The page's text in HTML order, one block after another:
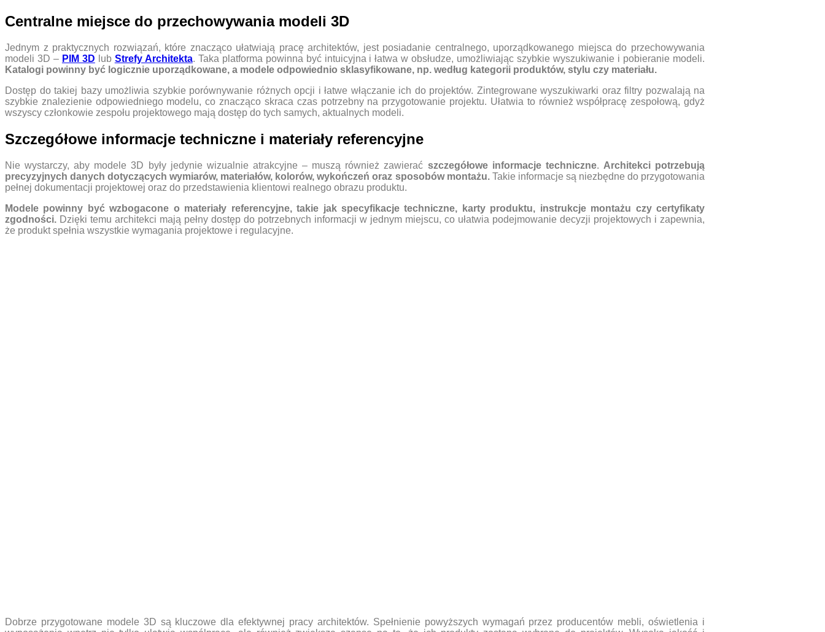
Centralne miejsce do przechowywania modeli 3D
Jednym z praktycznych rozwiązań, które znacząco ułatwiają pracę architektów, jest posiadanie centralnego, uporządkowanego miejsca do przechowywania
modeli 3D – PIM 3D lub Strefy Architekta. Taka platforma powinna być intuicyjna i łatwa w obsłudze, umożliwiając szybkie wyszukiwanie i pobieranie modeli.
Katalogi powinny być logicznie uporządkowane, a modele odpowiednio sklasyfikowane, np. według kategorii produktów, stylu czy materiału.
Dostęp do takiej bazy umożliwia szybkie porównywanie różnych opcji i łatwe włączanie ich do projektów. Zintegrowane wyszukiwarki oraz filtry pozwalają na
szybkie znalezienie odpowiedniego modelu, co znacząco skraca czas potrzebny na przygotowanie projektu. Ułatwia to również współpracę zespołową, gdyż
wszyscy członkowie zespołu projektowego mają dostęp do tych samych, aktualnych modeli.
Szczegółowe informacje techniczne i materiały referencyjne
Nie wystarczy, aby modele 3D były jedynie wizualnie atrakcyjne – muszą również zawierać szczegółowe informacje techniczne. Architekci potrzebują
precyzyjnych danych dotyczących wymiarów, materiałów, kolorów, wykończeń oraz sposobów montażu.Takie informacje są niezbędne do przygotowania
pełnej dokumentacji projektowej oraz do przedstawienia klientowi realnego obrazu produktu.
Modele powinny być wzbogacone o materiały referencyjne, takie jak specyfikacje techniczne, karty produktu, instrukcje montażu czy certyfikaty
zgodności. Dzięki temu architekci mają pełny dostęp do potrzebnych informacji w jednym miejscu, co ułatwia podejmowanie decyzji projektowych i zapewnia,
że produkt spełnia wszystkie wymagania projektowe i regulacyjne.
Dobrze przygotowane modele 3D są kluczowe dla efektywnej pracy architektów. Spełnienie powyższych wymagań przez producentów mebli, oświetlenia i